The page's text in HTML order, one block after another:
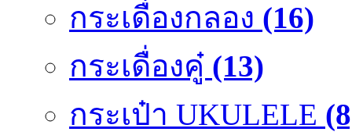
กระเดื่องกลอง (16)
กระเดื่องคู๋ (13)
กระเป๋า UKULELE